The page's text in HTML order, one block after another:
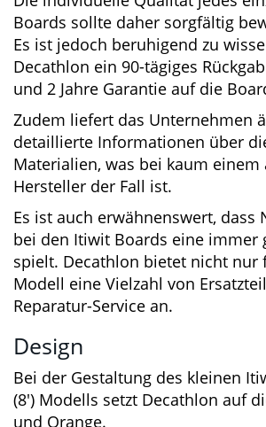
Dennoch ist es wichtig zu
bei diesem Hersteller
auftreten können.
Die individuelle Qualität jedes
Boards sollte daher sorgfältig
Es ist jedoch beruhigend zu
Decathlon ein 90-tägiges
gewährt und 2 Jahre Garantie auf
bietet.
Zudem liefert das Unternehmen
detaillierte Informationen über
verwendeten Materialien, was bei
anderen Hersteller der Fall ist.
bei den Itiwit Boards eine immer
spielt. Decathlon bietet nicht nur
Modell eine Vielzahl von
Reparatur-Service an.